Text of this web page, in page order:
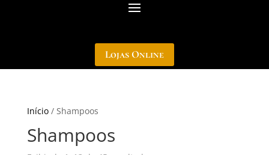
Lojas Online
Início/ Shampoos
Shampoos